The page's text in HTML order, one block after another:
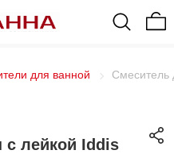
для ванной Смеситель
лейкой Iddis